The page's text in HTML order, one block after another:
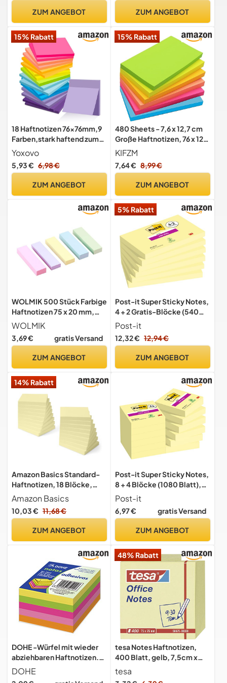
ZUM ANGEBOT ZUM ANGEBOT
15% Rabatt
18 Haftnotizen 76x76mm,9
Farben,stark haftend zum
Beschriften
Yoxovo
5,93 € 6,98 €
ZUM ANGEBOT
15% Rabatt
480 Sheets - 7,6 x 12,7 cm
Große Haftnotizen, 76 x 127
mm, 6 Brillante Farben,
blöcke, 80 Blatt pro Block
oder To-Do-Liste
KIFZM
7,64 € 8,99 €
ZUM ANGEBOT
WOLMIK 500 Stück Farbige
Haftnotizen 75 x 20 mm,
Selbstklebende
Klebezettel, Helle
Haftnotizzettel,
Books und Index Annotating
Schule Sitzung
WOLMIK
3,69 € gratis Versand
ZUM ANGEBOT
5% Rabatt
Post-it Super Sticky Notes,
4 + 2 Gratis-Blöcke (540
Blatt), 76 mm x 127 mm
Post-it
12,32 € 12,94 €
ZUM ANGEBOT
14% Rabatt
Amazon Basics Standard-
Haftnotizen, 18 Blöcke,
Selbstklebende
Notizblöcke, 100 Blatt Pro
Block, Gelb, 7,6cm x 7,6cm
Amazon Basics
10,03 € 11,68 €
ZUM ANGEBOT
Post-it Super Sticky Notes,
8 + 4 Blöcke (1080 Blatt),
47,6 x 47,6 mm
Post-it
6,97 € gratis Versand
ZUM ANGEBOT
DOHE -Würfel mit wieder
abziehbaren Haftnotizen.
Neonfarben. Würfel mit 250
Blatt. Papiergewicht 75 g.
DOHE
48% Rabatt
tesa Notes Haftnotizen,
400 Blatt, gelb, 7,5cm x
7,5cm, 56675-00000-05
tesa